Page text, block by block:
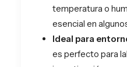
temperatura o
esencial en
Ideal para
es perfecto para